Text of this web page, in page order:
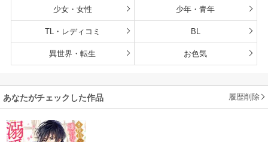
少女・女性 少年・青年
TL・レディコミ BL
異世界・転生 お色気
あなたがチェックした作品 履歴削除